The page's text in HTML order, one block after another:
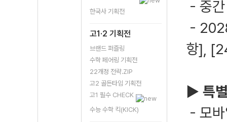
한국사 기획전
고1·2 기획전
브랜드 퍼즐링
수학 페어링 기획전
22개정 전략.ZIP
고2 골든타임 기획전
고1 필수 CHECK
수능 수학 킥(KICK)
- 중
-
항],
▶ 특
- 모